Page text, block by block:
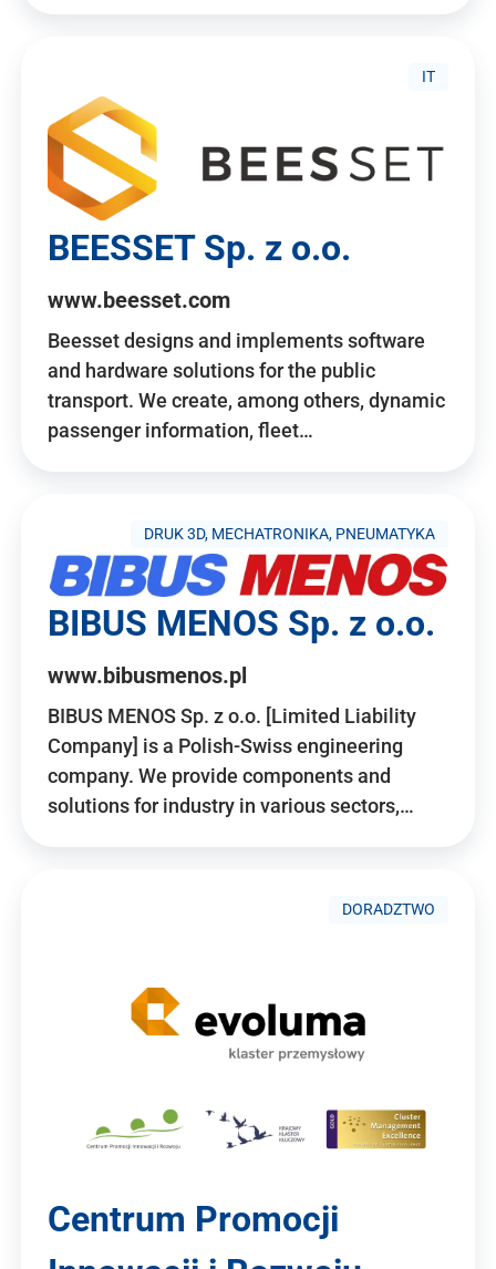
IT
BEESSET Sp. z o.o.
www.beesset.com
Beesset designs and implements software
and hardware solutions for the public
transport. We create, among others, dynamic
passenger information, fleet…
DRUK 3D, MECHATRONIKA, PNEUMATYKA
BIBUS MENOS Sp. z o.o.
www.bibusmenos.pl
BIBUS MENOS Sp. z o.o. [Limited Liability
Company] is a Polish-Swiss engineering
company. We provide components and
solutions for industry in various sectors,…
DORADZTWO
Centrum Promocji